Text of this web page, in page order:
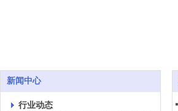
新闻中心
行业动态